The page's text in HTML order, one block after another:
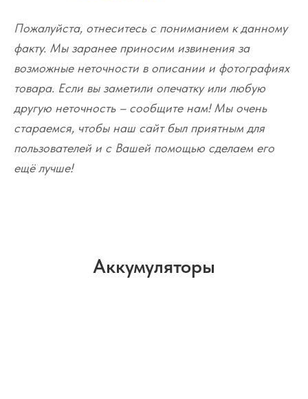
Пожалуйста, отнеситесь с пониманием к данному
факту. Мы заранее приносим извинения за
возможные неточности в описании и фотографиях
товара. Если вы заметили опечатку или любую
другую неточность – сообщите нам! Мы очень
стараемся, чтобы наш сайт был приятным для
пользователей и с Вашей помощью сделаем его
ещё лучше!
Аккумуляторы